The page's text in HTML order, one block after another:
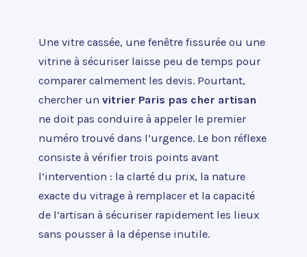
Une vitre cassée, une fenêtre fissurée ou une
vitrine à sécuriser laisse peu de temps pour
comparer calmement les devis. Pourtant,
chercher un vitrier Paris pas cher artisan
ne doit pas conduire à appeler le premier
numéro trouvé dans l’urgence. Le bon réflexe
consiste à vérifier trois points avant
l’intervention : la clarté du prix, la nature
exacte du vitrage à remplacer et la capacité
de l’artisan à sécuriser rapidement les lieux
sans pousser à la dépense inutile.